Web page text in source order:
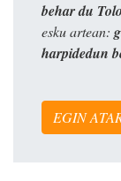
behar du
esku artean:
harpidedun
EGIN